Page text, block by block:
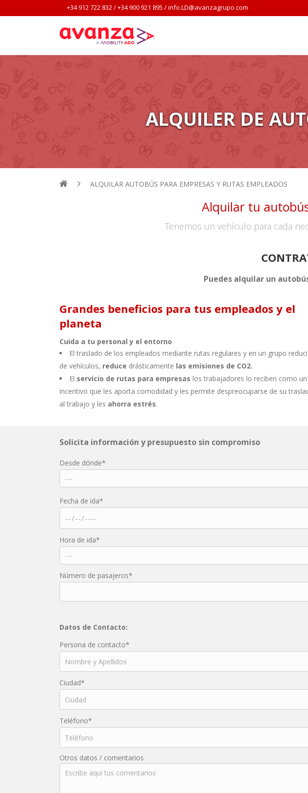
+34 912 722 832/+34 900 921 895 /info.LD@avanzagrupo.com
ALQUILER DE
ALQUILAR AUTOBÚS PARA EMPRESAS Y RUTAS EMPLEADOS
Alquilar tu
Tenemos un vehículo para cada
Puedes alquilar un
Grandes beneficios para tus empleados y el
planeta
Cuida a tu personal y el entorno
El traslado de los empleados mediante rutas regulares y en un grupo
de vehículos, reduce drásticamente las emisiones de CO2.
El servicio de rutas para empresas los trabajadores lo reciben como un
incentivo que les aporta comodidad y les permite despreocuparse de su
al trabajo y les ahorra estrés.
Solicita información y presupuesto sin compromiso
Desde dónde*
Fecha de ida*
Hora de ida*
Número de pasajeros*
Datos de Contacto:
Persona de contacto*
Ciudad*
Teléfono*
Otros datos / comentarios